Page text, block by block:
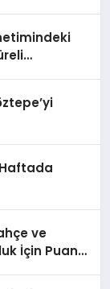
Haftada
ve
İçin Puan